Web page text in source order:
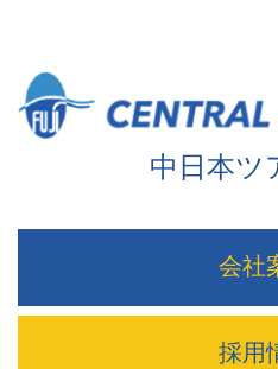
中日本ツ
会社
採用